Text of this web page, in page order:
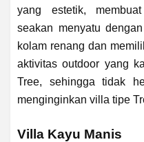
yang estetik,
seakan menyatu
kolam renang dan
aktivitas outdoor yang
Tree, sehingga tidak
menginginkan villa tipe
Villa Kayu Manis